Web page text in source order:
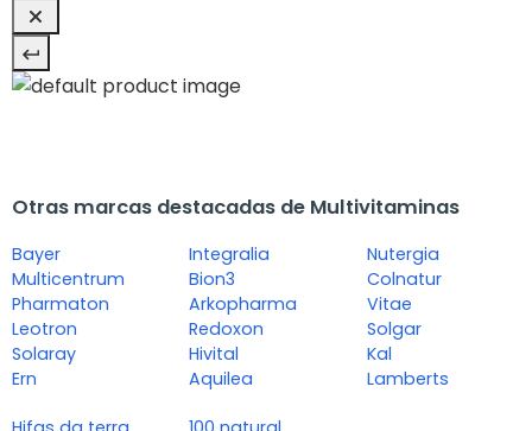
Otras marcas destacadas de Multivitaminas
Bayer
Multicentrum
Pharmaton
Leotron
Solaray
Ern
Integralia
Bion3
Arkopharma
Redoxon
Hivital
Aquilea
Nutergia
Colnatur
Vitae
Solgar
Kal
Lamberts